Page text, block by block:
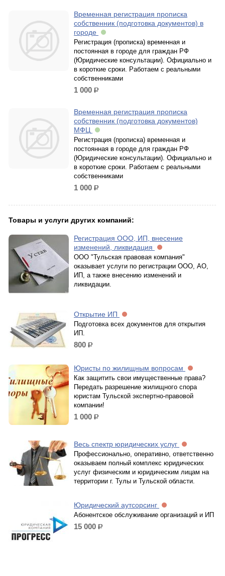
Временная регистрация прописка
собственник (подготовка документов) в
городе
Регистрация (прописка) временная и
постоянная в городе для граждан РФ
(Юридические консультации). Официально и
в короткие сроки. Работаем с реальными
собственниками
1 000 р.
Временная регистрация прописка
собственник (подготовка документов)
МФЦ
Регистрация (прописка) временная и
постоянная в городе для граждан РФ
(Юридические консультации). Официально и
в короткие сроки. Работаем с реальными
собственниками
1 000 р.
Товары и услуги других компаний:
Регистрация ООО, ИП, внесение
изменений, ликвидация
ООО "Тульская правовая компания"
оказывает услуги по регистрации ООО, АО,
ИП, а также внесению изменений и
ликвидации.
Открытие ИП
Подготовка всех документов для открытия
ИП.
800 р.
Юристы по жилищным вопросам
Как защитить свои имущественные права?
Передать разрешение жилищного спора
юристам Тульской экспертно-правовой
компании!
1 000 р.
Весь спектр юридических услуг
Профессионально, оперативно, ответственно
оказываем полный комплекс юридических
услуг физическим и юридическим лицам на
территории г. Тулы и Тульской области.
Юридический аутсорсинг
Абонентское обслуживание организаций и ИП
15 000 р.